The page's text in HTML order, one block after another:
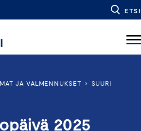
ETSI
JA VALMENNUKSET ›
SUURI
2025